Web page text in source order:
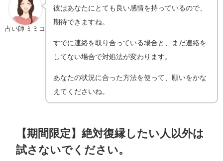
占い師 ミミコ
彼はあなたにとても良い感情を持っているので、
期待できますね。
すでに連絡を取り合っている場合と、まだ連絡を
してない場合で対処法が変わります。
あなたの状況に合った方法を使って、願いをかな
えてくださいね。
【期間限定】絶対復縁したい人以外は
試さないでください。